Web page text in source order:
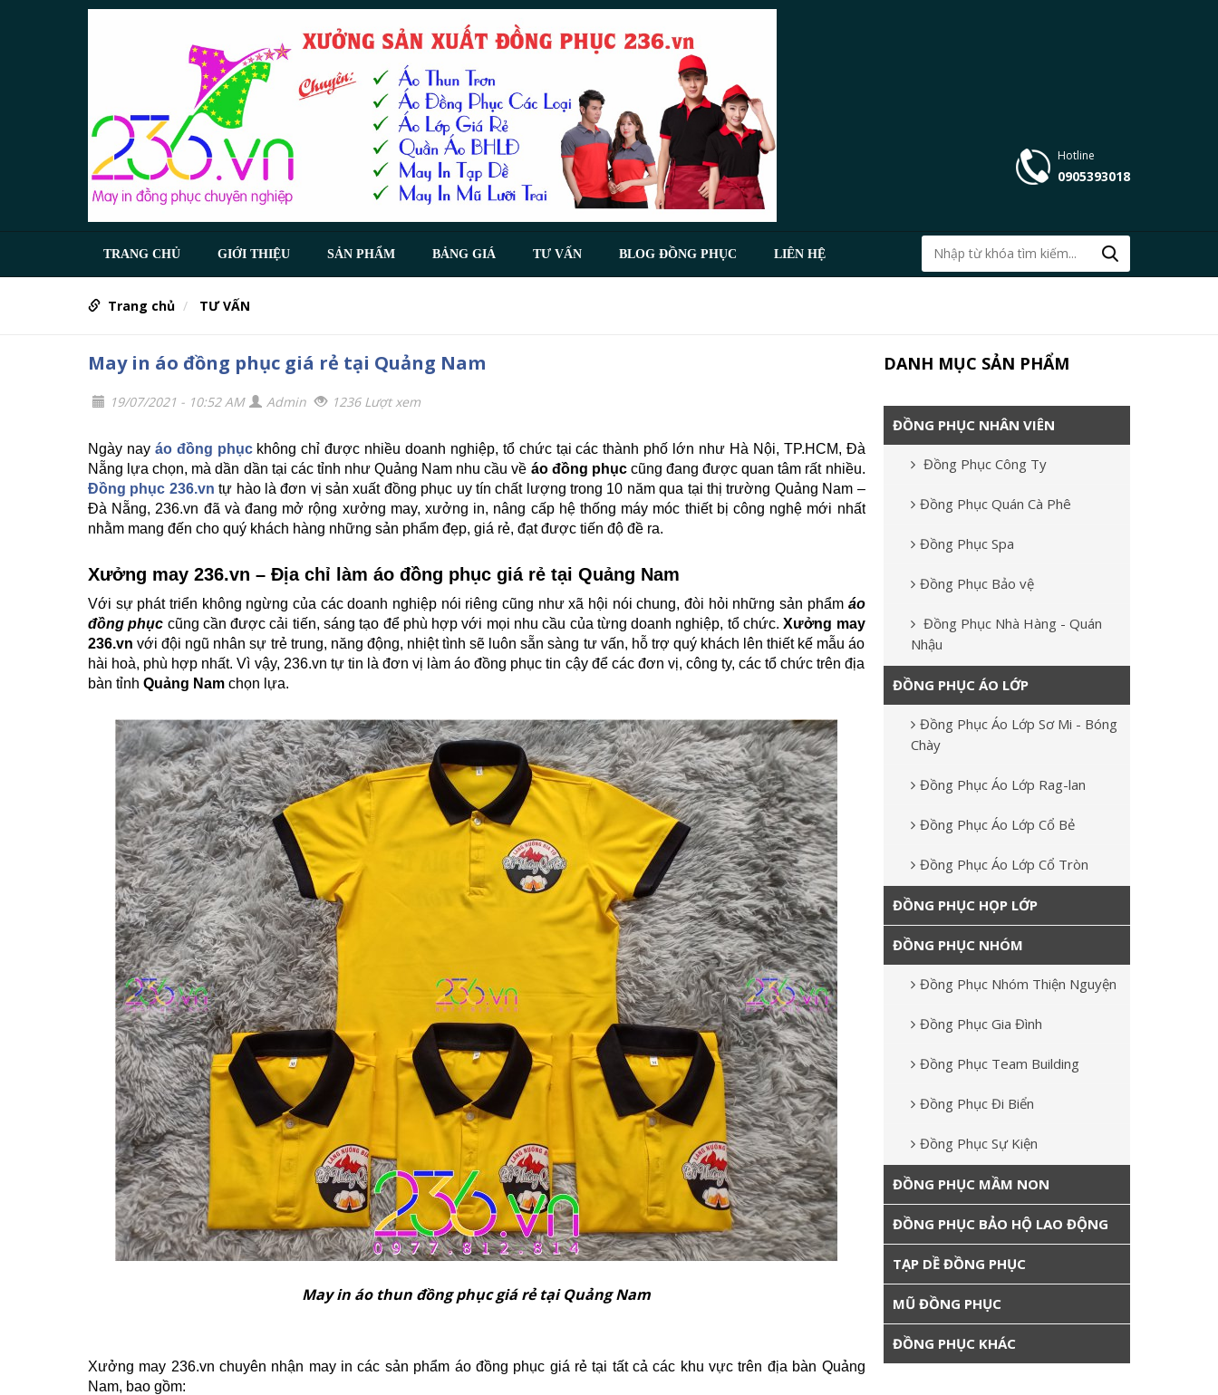
Hotline
0905393018
TRANG CHỦ GIỚI THIỆU SẢN PHẨM BẢNG GIÁ TƯ VẤN BLOG ĐỒNG PHỤC LIÊN HỆ
Trang chủ TƯ VẤN
May in áo đồng phục giá rẻ tại Quảng Nam
19/07/2021 - 10:52 AM Admin 1236 Lượt xem
Ngày nay áo đồng phụckhông chỉ được nhiều doanh nghiệp, tổ chức tại các thành phố lớn như Hà Nội, TP.HCM, Đà
Nẵng lựa chọn, mà dần dần tại các tỉnh như Quảng Nam nhu cầu về áo đồng phụccũng đang được quan tâm rất nhiều.
Đồng phục 236.vn tự hào là đơn vị sản xuất đồng phục uy tín chất lượng trong 10 năm qua tại thị trường Quảng Nam –
Đà Nẵng, 236.vn đã và đang mở rộng xưởng may, xưởng in, nâng cấp hệ thống máy móc thiết bị công nghệ mới nhất
nhằm mang đến cho quý khách hàng những sản phẩm đẹp, giá rẻ, đạt được tiến độ đề ra.
Xưởng may 236.vn – Địa chỉ làm áo đồng phục giá rẻ tại Quảng Nam
Với sự phát triển không ngừng của các doanh nghiệp nói riêng cũng như xã hội nói chung, đòi hỏi những sản phẩm áo
đồng phục cũng cần được cải tiến, sáng tạo để phù hợp với mọi nhu cầu của từng doanh nghiệp, tổ chức.Xưởng may
236.vn với đội ngũ nhân sự trẻ trung, năng động, nhiệt tình sẽ luôn sẵn sàng tư vấn, hỗ trợ quý khách lên thiết kế mẫu áo
hài hoà, phù hợp nhất. Vì vậy, 236.vn tự tin là đơn vị làm áo đồng phục tin cậy để các đơn vị, công ty, các tổ chức trên địa
bàn tỉnh Quảng Nam chọn lựa.
May in áo thun đồng phục giá rẻ tại Quảng Nam
Xưởng may 236.vn chuyên nhận may in các sản phẩm áo đồng phục giá rẻ tại tất cả các khu vực trên địa bàn Quảng
Nam, bao gồm:
DANH MỤC SẢN PHẨM
ĐỒNG PHỤC NHÂN VIÊN
Đồng Phục Công Ty
Đồng Phục Quán Cà Phê
Đồng Phục Spa
Đồng Phục Bảo vệ
Đồng Phục Nhà Hàng - Quán
Nhậu
ĐỒNG PHỤC ÁO LỚP
Đồng Phục Áo Lớp Sơ Mi - Bóng
Chày
Đồng Phục Áo Lớp Rag-lan
Đồng Phục Áo Lớp Cổ Bẻ
Đồng Phục Áo Lớp Cổ Tròn
ĐỒNG PHỤC HỌP LỚP
ĐỒNG PHỤC NHÓM
Đồng Phục Nhóm Thiện Nguyện
Đồng Phục Gia Đình
Đồng Phục Team Building
Đồng Phục Đi Biển
Đồng Phục Sự Kiện
ĐỒNG PHỤC MẦM NON
ĐỒNG PHỤC BẢO HỘ LAO ĐỘNG
TẠP DỀ ĐỒNG PHỤC
MŨ ĐỒNG PHỤC
ĐỒNG PHỤC KHÁC